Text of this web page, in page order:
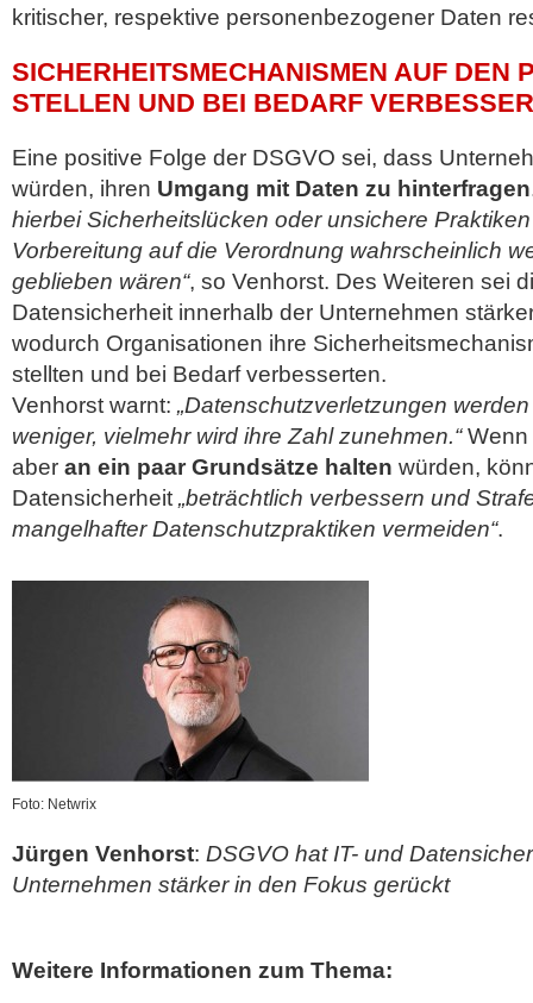
kritischer, respektive personenbezogener Daten
SICHERHEITSMECHANISMEN AUF DEN
STELLEN UND BEI BEDARF
Eine positive Folge der DSGVO sei, dass
würden, ihren Umgang mit Daten zu hinterfragen
hierbei Sicherheitslücken oder unsichere
Vorbereitung auf die Verordnung wahrscheinlich
geblieben wären“, so Venhorst. Des Weiteren sei
Datensicherheit innerhalb der Unternehmen
wodurch Organisationen ihre
stellten und bei Bedarf verbesserten.
Venhorst warnt: „Datenschutzverletzungen
weniger, vielmehr wird ihre Zahl zunehmen.“Wenn
aber an ein paar Grundsätze halten würden,
Datensicherheit „beträchtlich verbessern und
mangelhafter Datenschutzpraktiken vermeiden“.
Foto: Netwrix
Jürgen Venhorst: DSGVO hat IT- und
Unternehmen stärker in den Fokus gerückt
Weitere Informationen zum Thema: